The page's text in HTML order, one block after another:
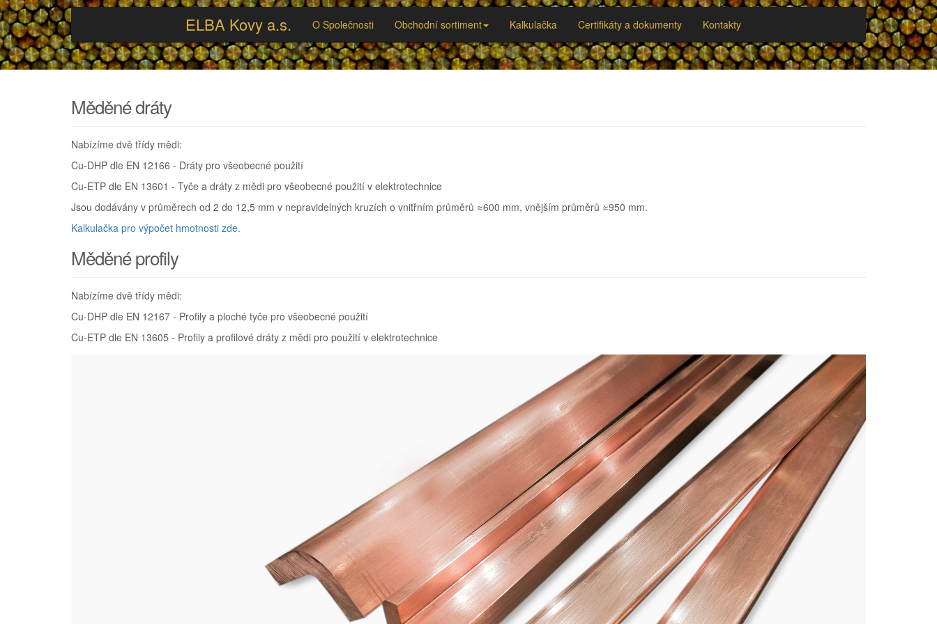
ELBA Kovy a.s. O Společnosti Obchodní sortiment Kalkulačka Certifikáty a dokumenty Kontakty
Měděné dráty
Nabízíme dvě třídy mědi:
Cu-DHP dle EN 12166 - Dráty pro všeobecné použití
Cu-ETP dle EN 13601 - Tyče a dráty z mědi pro všeobecné použití v elektrotechnice
Jsou dodávány v průměrech od 2 do 12,5 mm v nepravidelných kruzích o vnitřním průměrů ≈600 mm, vnějším průměrů ≈950 mm.
Kalkulačka pro výpočet hmotnosti zde.
Měděné profily
Nabízíme dvě třídy mědi:
Cu-DHP dle EN 12167 - Profily a ploché tyče pro všeobecné použití
Cu-ETP dle EN 13605 - Profily a profilové dráty z mědi pro použití v elektrotechnice